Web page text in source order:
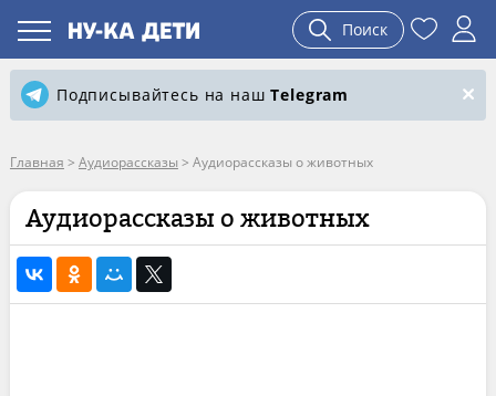
Поиск
Подписывайтесь на нашTelegram
Главная > Аудиорассказы > Аудиорассказы о животных
Аудиорассказы о животных